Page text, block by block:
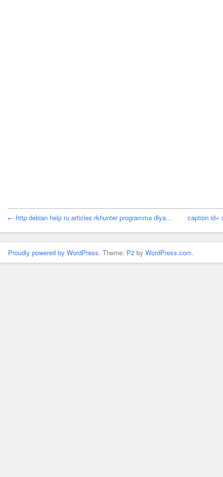
← http debian help ru articles rkhunter programma dlya… caption id=
Proudly powered by WordPress. Theme: P2 by WordPress.com.